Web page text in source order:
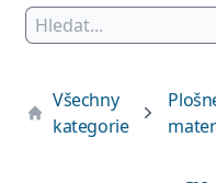
Všechny
kategorie